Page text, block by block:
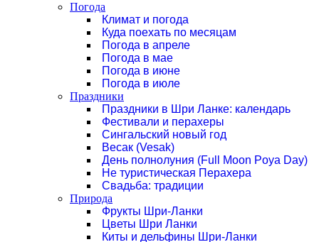
Погода
Климат и погода
Куда поехать по месяцам
Погода в апреле
Погода в мае
Погода в июне
Погода в июле
Праздники
Праздники в Шри Ланке: календарь
Фестивали и перахеры
Сингальский новый год
Весак (Vesak)
День полнолуния (Full Moon Poya Day)
Не туристическая Перахера
Свадьба: традиции
Природа
Фрукты Шри-Ланки
Цветы Шри Ланки
Киты и дельфины Шри-Ланки